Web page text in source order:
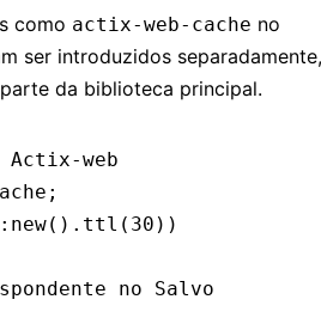
como actix-web-cache no
ser introduzidos separadamente,
da biblioteca principal.
Actix-web
;
new() . ttl ( 30 ))
no Salvo